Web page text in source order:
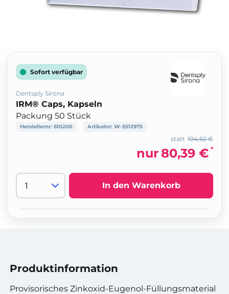
Sofort verfügbar
Dentsply Sirona
IRM® Caps, Kapseln
Packung 50 Stück
Herstellernr: 610200 Artikelnr: W-5512975
104,62 €
statt
nur 80,39 € *
In den Warenkorb
Produktinformation
Provisorisches Zinkoxid-Eugenol-Füllungsmaterial